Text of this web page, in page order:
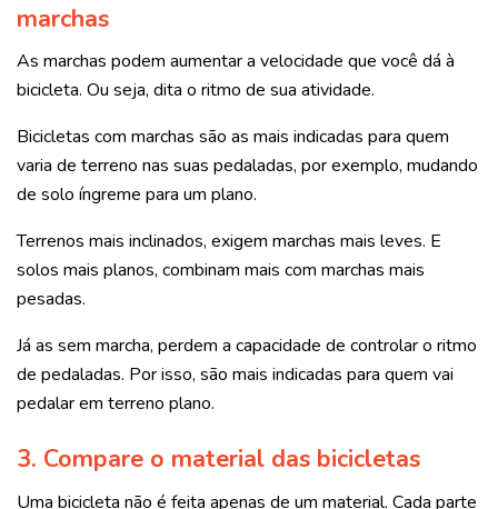
marchas
As marchas podem aumentar a velocidade que você dá à
bicicleta. Ou seja, dita o ritmo de sua atividade.
Bicicletas com marchas são as mais indicadas para quem
varia de terreno nas suas pedaladas, por exemplo, mudando
de solo íngreme para um plano.
Terrenos mais inclinados, exigem marchas mais leves. E
solos mais planos, combinam mais com marchas mais
pesadas.
Já as sem marcha, perdem a capacidade de controlar o ritmo
de pedaladas. Por isso, são mais indicadas para quem vai
pedalar em terreno plano.
3. Compare o material das bicicletas
Uma bicicleta não é feita apenas de um material. Cada parte